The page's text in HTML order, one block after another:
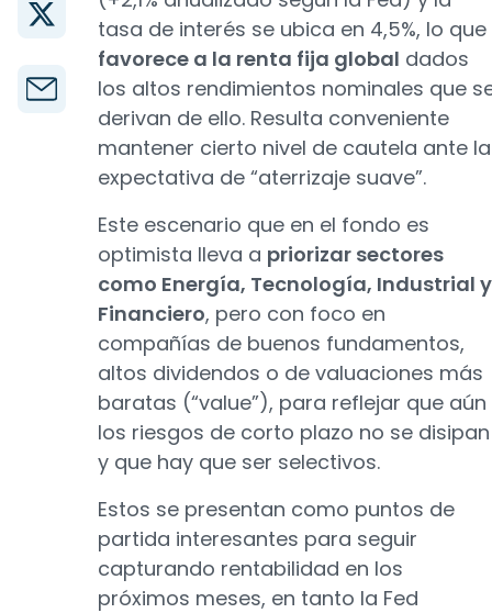
tasa de interés se ubica en 4,5%, lo que
favorece a la renta fija global dados
los altos rendimientos nominales que
derivan de ello. Resulta conveniente
mantener cierto nivel de cautela ante la
expectativa de “aterrizaje suave”.
Este escenario que en el fondo es
optimista lleva a priorizar sectores
como Energía, Tecnología, Industrial y
Financiero, pero con foco en
compañías de buenos fundamentos,
altos dividendos o de valuaciones más
baratas (“value”), para reflejar que aún
los riesgos de corto plazo no se disipan
y que hay que ser selectivos.
Estos se presentan como puntos de
partida interesantes para seguir
capturando rentabilidad en los
próximos meses, en tanto la Fed